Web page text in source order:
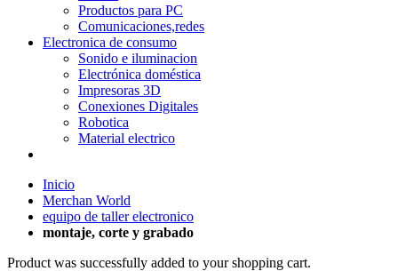
Productos para PC
Comunicaciones,redes
Electronica de consumo
Sonido e iluminacion
Electrónica doméstica
Impresoras 3D
Conexiones Digitales
Robotica
Material electrico
Inicio
Merchan World
equipo de taller electronico
montaje, corte y grabado
Product was successfully added to your shopping cart.